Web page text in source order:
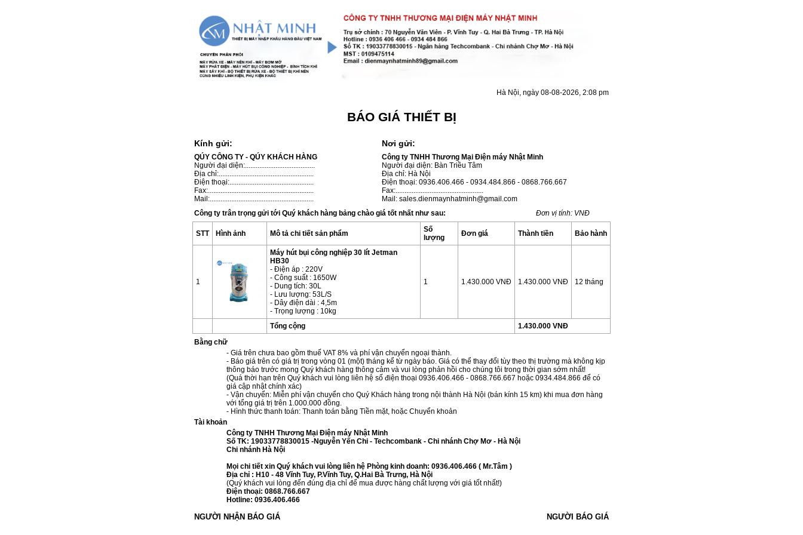
Hà Nội, ngày 08-08-2026, 2:08 pm
BÁO GIÁ THIẾT BỊ
Kính gửi: Nơi gửi:
QÚY CÔNG TY - QÚY KHÁCH HÀNG
Người đại diện:.......................................
Địa chỉ:.....................................................
Điện thoại:...............................................
Fax:...........................................................
Mail:..........................................................
Công ty TNHH Thương Mại Điện máy Nhật Minh
Người đại diện: Bàn Triều Tâm
Địa chỉ: Hà Nội
Điện thoại: 0936.406.466 - 0934.484.866 - 0868.766.667
Fax:.................................................
Mail: sales.dienmaynhatminh@gmail.com
Công ty trân trọng gửi tới Quý khách hàng bảng chào giá tốt nhất như sau:
Đơn vị tính: VNĐ
STT Hình ảnh Mô tả chi tiết sản phẩm
Số
lượng
Đơn giá Thành tiền Bảo hành
1
Máy hút bụi công nghiệp 30 lít Jetman
HB30
- Điện áp : 220V
- Công suất : 1650W
- Dung tích: 30L
- Lưu lượng: 53L/S
- Dây điện dài : 4,5m
- Trọng lượng : 10kg
1 1.430.000 VNĐ 1.430.000 VNĐ 12 tháng
Tổng cộng
1.430.000 VNĐ
Bằng chữ
- Giá trên chưa bao gồm thuế VAT 8% và phí vận chuyển ngoại thành.
- Báo giá trên có giá trị trong vòng 01 (một) tháng kể từ ngày báo. Giá có thể thay đổi tùy theo thị trường mà không kịp
thông báo trước mong Quý khách hàng thông cảm và vui lòng phản hồi cho chúng tôi trong thời gian sớm nhất!
(Quá thời hạn trên Quý khách vui lòng liên hệ số điện thoại 0936.406.466 - 0868.766.667 hoặc 0934.484.866 để có
giá cập nhật chính xác)
- Vận chuyển: Miễn phí vận chuyển cho Quý Khách hàng trong nội thành Hà Nội (bán kính 15 km) khi mua đơn hàng
với tổng giá trị trên 1.000.000 đồng.
- Hình thức thanh toán: Thanh toán bằng Tiền mặt, hoặc Chuyển khoản
Tài khoản
Công ty TNHH Thương Mại Điện máy Nhật Minh
Số TK: 19033778830015 -Nguyễn Yến Chi - Techcombank - Chi nhánh Chợ Mơ - Hà Nội
Chi nhánh Hà Nội
Mọi chi tiết xin Quý khách vui lòng liên hệ Phòng kinh doanh: 0936.406.466 ( Mr.Tâm )
Địa chỉ : H10 - 48 Vĩnh Tuy, P.Vĩnh Tuy, Q.Hai Bà Trưng, Hà Nội
(Quý khách vui lòng đến đúng địa chỉ để mua được hàng chất lượng với giá tốt nhất!)
Điện thoại: 0868.766.667
Hotline: 0936.406.466
NGƯỜI NHẬN BÁO GIÁ NGƯỜI BÁO GIÁ